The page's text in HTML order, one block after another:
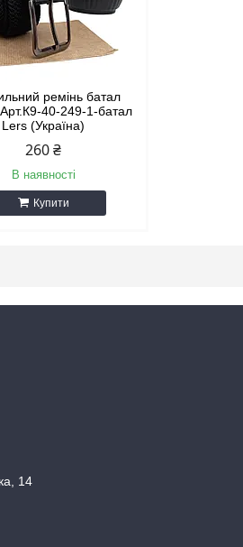
ремінь батал
40-249-1-батал
Lers (Україна)
260 ₴
В наявності
Купити
14